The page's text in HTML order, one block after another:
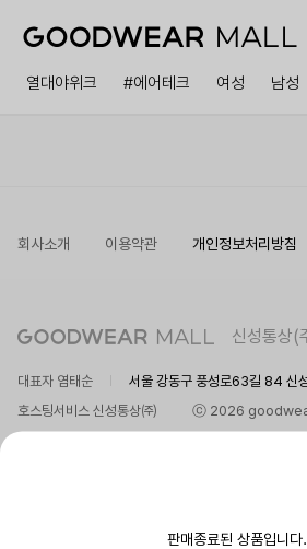
열대야위크 #에어테크 여성 남성
판매종료된 상품입니다.
회사소개 이용약관 개인정보처리방침
신성통상(
대표자 염태순 서울 강동구 풍성로63길 84 신
호스팅서비스 신성통상㈜
ⓒ 2026